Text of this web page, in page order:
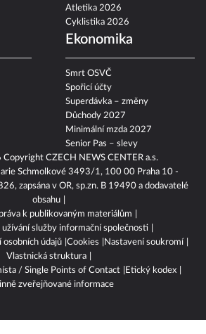
CZECH NEWS CENTER a.s.
Schmolkové 3493/1, 100 00 Praha 10 -
zapsána v OR, sp.zn. B 19490 a dodavatelé
obsahu
k publikovaným materiálům
služby informační společnosti
osobních údajů Cookies
Nastavení soukromí
Vlastnická struktura
/ Single Points of Contact
Etický kodex
zveřejňované informace
Atletika 2026
Cyklistika 2026
Ekonomika
Smrt OSVČ
Spořicí účty
Superdávka – změny
Důchody 2027
Minimální mzda 2027
Senior Pas – slevy